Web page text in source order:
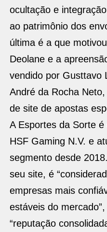
ocultação e
ao patrimônio dos
última é a que
Deolane e a
vendido por Gusttavo
André da Rocha
de site de apostas
A Esportes da Sorte
HSF Gaming N.V. e
segmento desde
seu site, é
empresas mais
estáveis do
“reputação